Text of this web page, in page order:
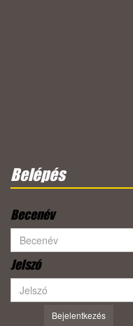
Belépés
Becenév
Jelszó
Bejelentkezés